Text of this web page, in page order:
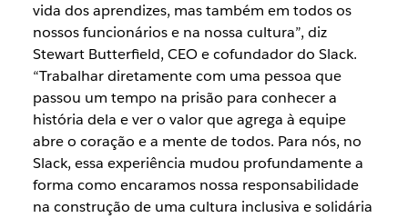
vida dos aprendizes, mas também em todos os
nossos funcionários e na nossa cultura”, diz
Stewart Butterfield, CEO e cofundador do Slack.
“Trabalhar diretamente com uma pessoa que
passou um tempo na prisão para conhecer a
história dela e ver o valor que agrega à equipe
abre o coração e a mente de todos. Para nós, no
Slack, essa experiência mudou profundamente a
forma como encaramos nossa responsabilidade
na construção de uma cultura inclusiva e solidária